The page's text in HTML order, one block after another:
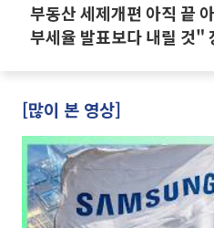
부동산 세제개편 아직 끝
부세율 발표보다 내릴 것"
[많이 본 영상]